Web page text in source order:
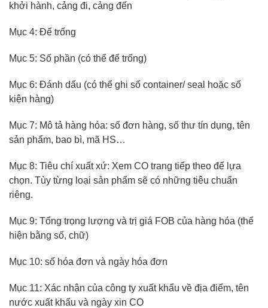
khởi hành, cảng đi, cảng đến
Mục 4: Để trống
Mục 5: Số phần (có thể để trống)
Mục 6: Đánh dấu (có thể ghi số container/ seal hoặc số
kiện hàng)
Mục 7: Mô tả hàng hóa: số đơn hàng, số thư tín dụng, tên
sản phẩm, bao bì, mã HS…
Mục 8: Tiêu chí xuất xứ: Xem CO trang tiếp theo để lựa
chọn. Tùy từng loại sản phẩm sẽ có những tiêu chuẩn
riêng.
Mục 9: Tổng trọng lượng và trị giá FOB của hàng hóa (thể
hiện bằng số, chữ)
Mục 10: số hóa đơn và ngày hóa đơn
Mục 11: Xác nhận của công ty xuất khẩu về địa điểm, tên
nước xuất khẩu và ngày xin CO